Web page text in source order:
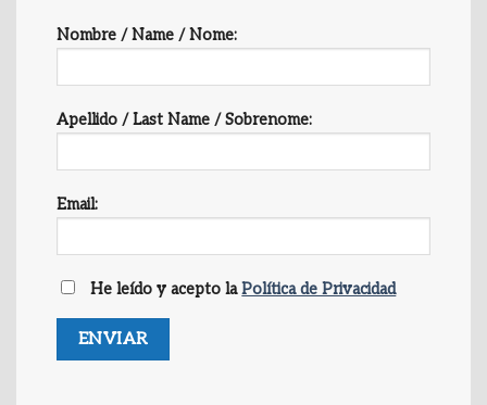
Nombre / Name / Nome:
Apellido / Last Name / Sobrenome:
Email:
He leído y acepto laPolítica de Privacidad